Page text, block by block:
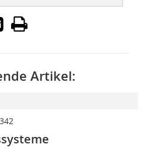
Artikel: